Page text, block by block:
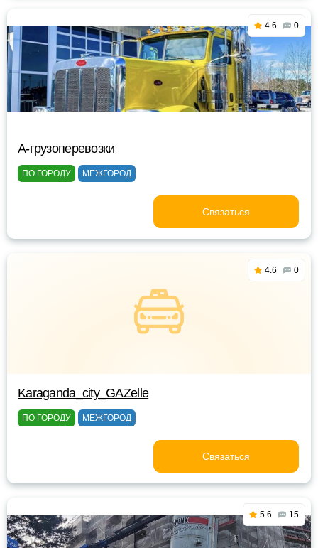
4.6 0
A-грузоперевозки
ПО ГОРОДУ МЕЖГОРОД
Связаться
4.6 0
Karaganda_city_GAZelle
ПО ГОРОДУ МЕЖГОРОД
Связаться
5.6 15